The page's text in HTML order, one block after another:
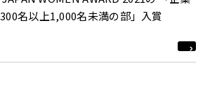
名以上1,000名未満の部」入賞